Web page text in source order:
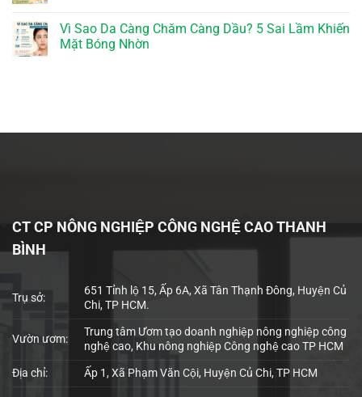
Vì Sao Da Càng Chăm Càng Dầu? 5 Sai Lầm Khiến
Mặt Bóng Nhờn
CT CP NÔNG NGHIỆP CÔNG NGHỆ CAO THANH
BÌNH
Trụ sở:
651 Tỉnh lộ 15, Ấp 6A, Xã Tân Thạnh Đông, Huyện Củ
Chi, TP HCM.
Vườn ươm:
Trung tâm Ươm tạo doanh nghiệp nông nghiệp công
nghệ cao, Khu nông nghiệp Công nghệ cao TP HCM
Địa chỉ: Ấp 1, Xã Phạm Văn Cội, Huyện Củ Chi, TP HCM